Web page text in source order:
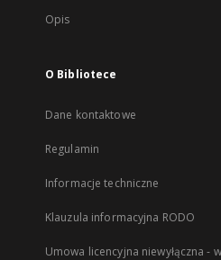
Opis
O Bibliotece
Dane kontaktowe
Regulamin
Informacje techniczne
Klauzula informacyjna RODO
Umowa licencyjna niewyłączna -